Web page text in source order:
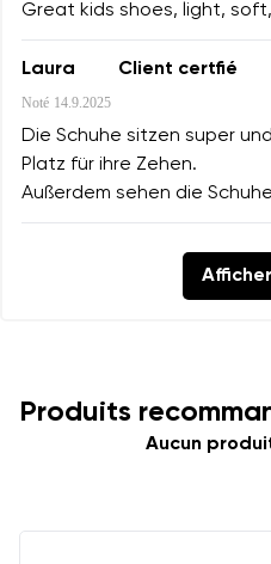
Great kids shoes, light,
Laura Client certfié
Noté 14.9.2025
Die Schuhe sitzen super
Platz für ihre Zehen.
Außerdem sehen die
Produits
Aucun